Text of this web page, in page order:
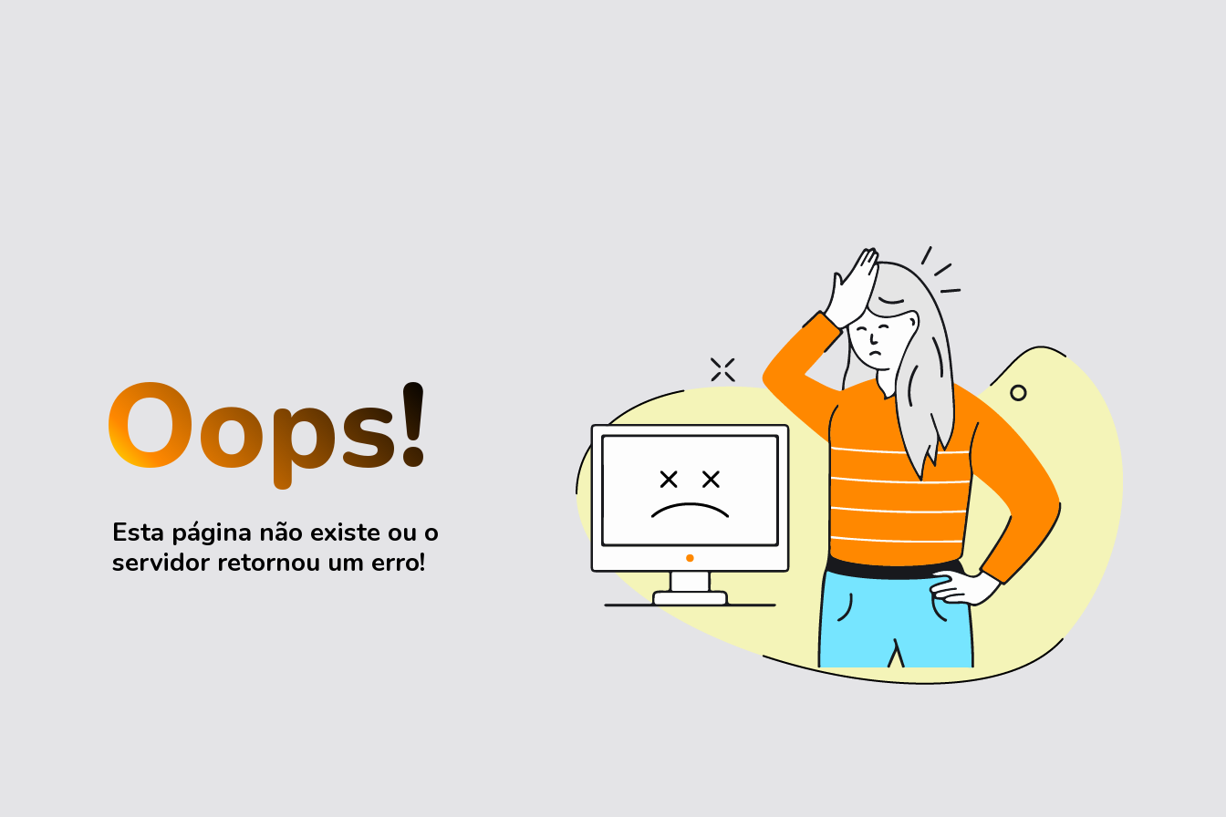
Oops!
Esta página não existe ou o
servidor retornou um erro!